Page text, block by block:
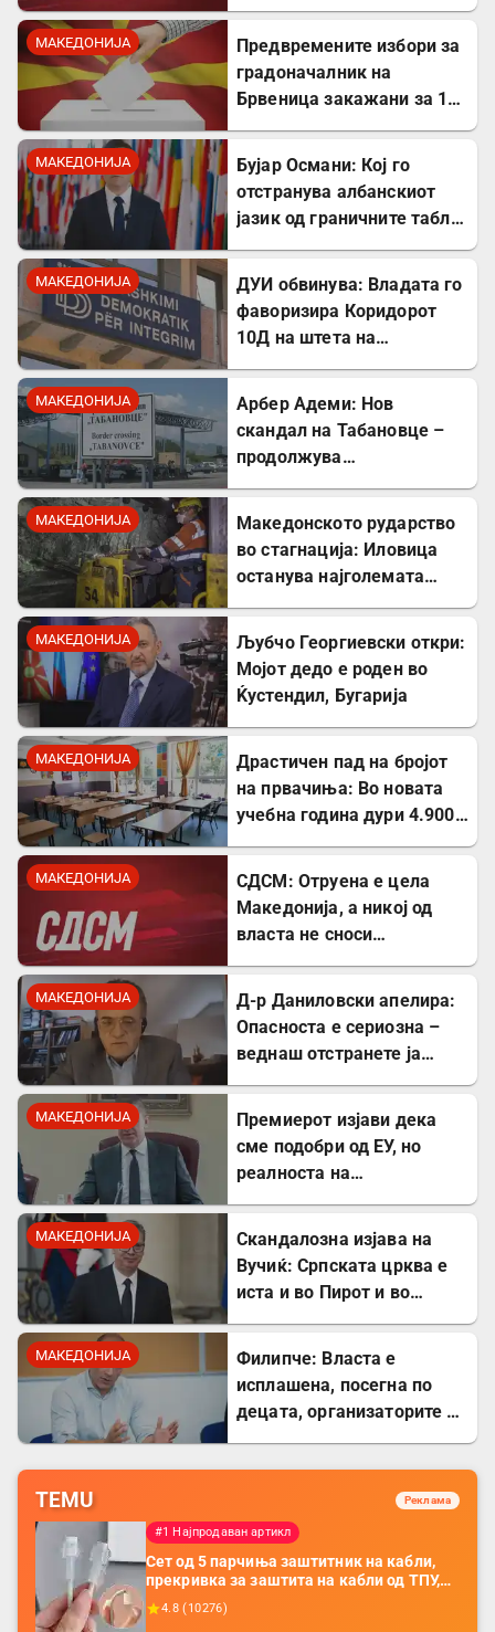
МАКЕДОНИЈА
Предвремените избори за
градоначалник на
Брвеница закажани за 18
МАКЕДОНИЈА
Бујар Османи: Кој го
отстранува албанскиот
јазик од граничните табли,
МАКЕДОНИЈА
ДУИ обвинува: Владата го
фаворизира Коридорот
10Д на штета на
МАКЕДОНИЈА
Арбер Адеми: Нов
скандал на Табановце –
продолжува
МАКЕДОНИЈА
Македонското рударство
во стагнација: Иловица
останува најголемата
МАКЕДОНИЈА
Љубчо Георгиевски откри:
Мојот дедо е роден во
Ќустендил, Бугарија
МАКЕДОНИЈА
Драстичен пад на бројот
на првачиња: Во новата
учебна година дури 4.900
МАКЕДОНИЈА
СДСМ: Отруена е цела
Македонија, а никој од
власта не сноси
МАКЕДОНИЈА
Д-р Даниловски апелира:
Опасноста е сериозна –
веднаш отстранете ја
западнонилска треска!
МАКЕДОНИЈА
Премиерот изјави дека
сме подобри од ЕУ, но
реалноста на
МАКЕДОНИЈА
Скандалозна изјава на
Вучиќ: Српската црква е
иста и во Пирот и во
МАКЕДОНИЈА
Филипче: Власта е
исплашена, посегна по
децата, организаторите и
TEMU Реклама
#1 Најпродаван артикл
Сет од 5 парчиња заштитник на кабли,
прекривка за заштита на кабли од ТПУ,
додатоци за заштита на кабли, без
батерија, за мобилни телефони, комплет
4.8 ( 10276)